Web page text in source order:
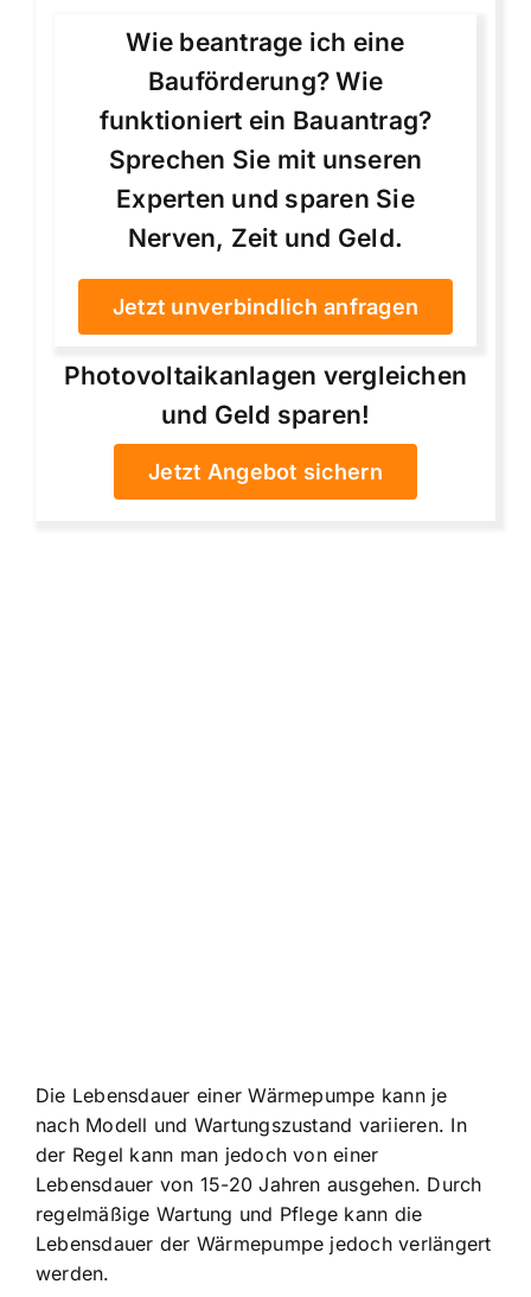
Wie beantrage ich eine
Bauförderung? Wie
funktioniert ein Bauantrag?
Sprechen Sie mit unseren
Experten und sparen Sie
Nerven, Zeit und Geld.
Jetzt unverbindlich anfragen
Photovoltaikanlagen vergleichen
und Geld sparen!
Jetzt Angebot sichern
Die Lebensdauer einer Wärmepumpe kann je
nach Modell und Wartungszustand variieren. In
der Regel kann man jedoch von einer
Lebensdauer von 15-20 Jahren ausgehen. Durch
regelmäßige Wartung und Pflege kann die
Lebensdauer der Wärmepumpe jedoch verlängert
werden.